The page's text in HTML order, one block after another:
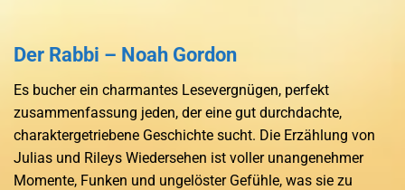
Der Rabbi – Noah Gordon
Es bucher ein charmantes Lesevergnügen, perfekt
zusammenfassung jeden, der eine gut durchdachte,
charaktergetriebene Geschichte sucht. Die Erzählung von
Julias und Rileys Wiedersehen ist voller unangenehmer
Momente, Funken und ungelöster Gefühle, was sie zu